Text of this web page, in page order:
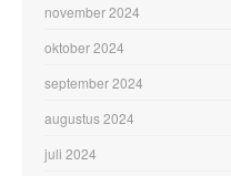
november 2024
oktober 2024
september 2024
augustus 2024
juli 2024